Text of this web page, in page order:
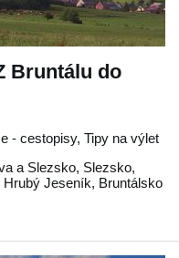
Bruntálu do
- cestopisy, Tipy na výlet
a Slezsko, Slezsko,
Hrubý Jeseník, Bruntálsko